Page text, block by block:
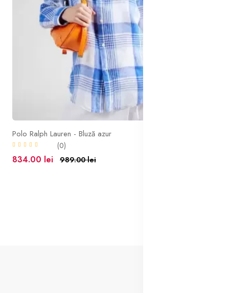
Polo Ralph Lauren - Bluză azur
(0)
834.00 lei 989.00 lei